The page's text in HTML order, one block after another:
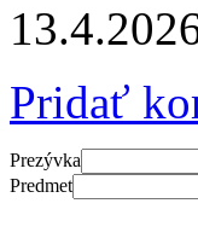
Pridať
Prezývka
Predmet